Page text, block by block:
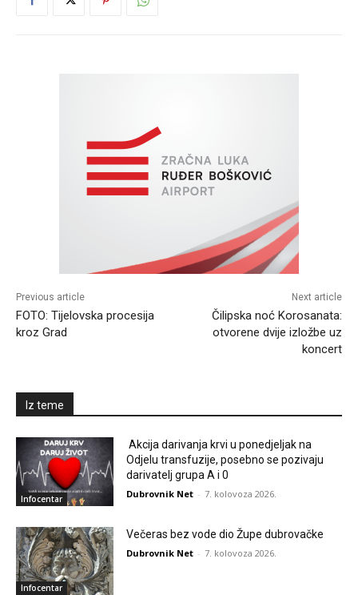
Previous article
FOTO: Tijelovska procesija
kroz Grad
Next article
Čilipska noć Korosanata:
otvorene dvije izložbe uz
koncert
Iz teme
Infocentar
Akcija darivanja krvi u ponedjeljak na
Odjelu transfuzije, posebno se pozivaju
darivatelj grupa A i 0
Dubrovnik Net - 7. kolovoza 2026.
Infocentar
Večeras bez vode dio Župe dubrovačke
Dubrovnik Net - 7. kolovoza 2026.